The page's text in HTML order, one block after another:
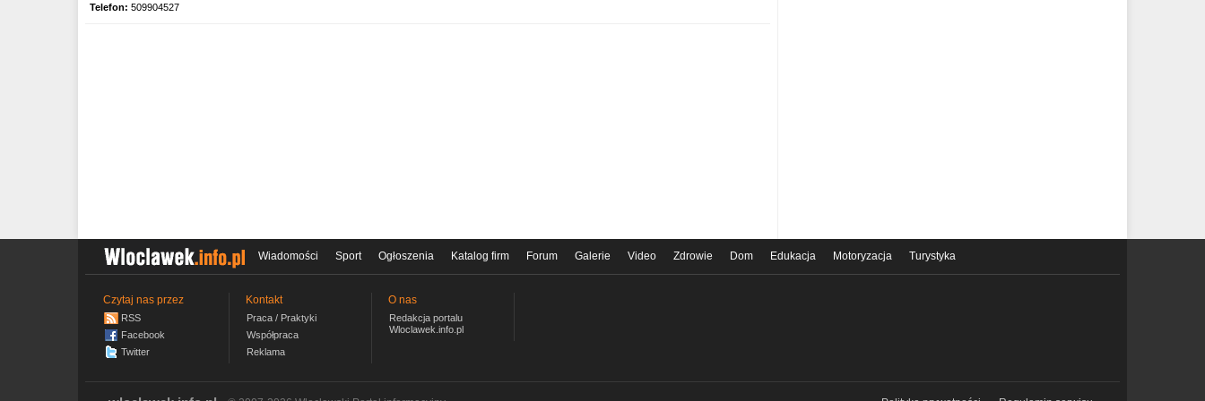
Telefon: 509904527
Wiadomości Sport Ogłoszenia Katalog firm Forum Galerie Video Zdrowie Dom Edukacja Motoryzacja Turystyka
Czytaj nas przez
RSS
Facebook
Twitter
Kontakt
Praca / Praktyki
Współpraca
Reklama
O nas
Redakcja portalu
Wloclawek.info.pl